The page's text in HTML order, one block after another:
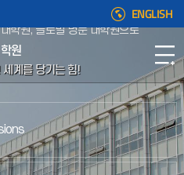
ENGLISH
원
학원, 글로벌 명문 대학원으로
계를 당기는 힘!